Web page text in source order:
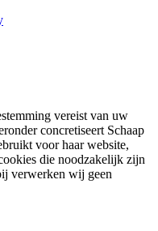
vereist van uw
concretiseert Schaap
voor haar website,
die noodzakelijk zijn
verwerken wij geen